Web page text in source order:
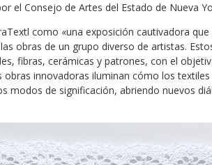
el Consejo de Artes del Estado de Nueva
como «una exposición cautivadora
obras de un grupo diverso de artistas.
fibras, cerámicas y patrones, con el
innovadoras iluminan cómo los
modos de significación, abriendo nuevos